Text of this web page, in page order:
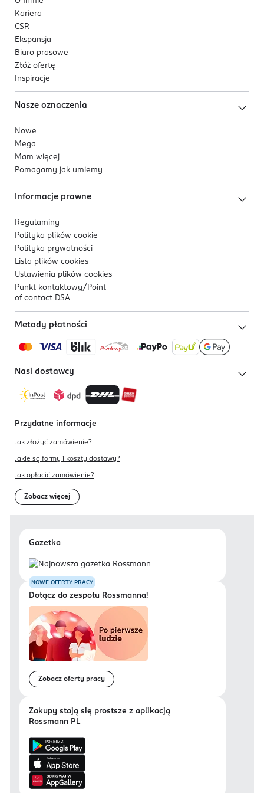
Kariera
CSR
Ekspansja
Biuro prasowe
Złóż ofertę
Inspiracje
Nasze oznaczenia
Nowe
Mega
Mam więcej
Pomagamy jak umiemy
Informacje prawne
Regulaminy
Polityka plików cookie
Polityka prywatności
Lista plików cookies
Ustawienia plików cookies
Punkt kontaktowy/ Point
of contact DSA
Metody płatności
Nasi dostawcy
Przydatne informacje
Jak złożyć zamówienie?
Jakie są formy i koszty dostawy?
Jak opłacić zamówienie?
Zobacz więcej
Gazetka
NOWE OFERTY PRACY
Dołącz do zespołu Rossmanna!
Zobacz oferty pracy
Zakupy stają się prostsze z aplikacją
Rossmann PL